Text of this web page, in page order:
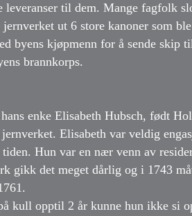
leveranser til dem. Mange fagfolk
ut 6 store kanoner som
byens kjøpmenn for å sende skip
brannkorps.
enke Elisabeth Hubsch, født
Elisabeth var veldig
Hun var en nær venn av
gikk det meget dårlig og i 1743
kull opptil 2 år kunne hun ikke si